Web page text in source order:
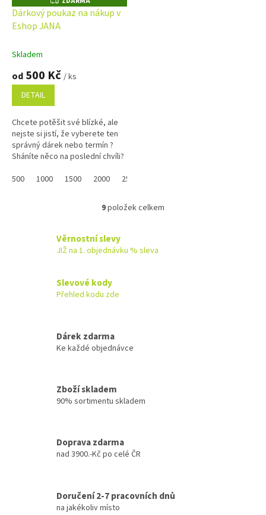
D
A
R
Dárkový poukaz na nákup v
Eshop JANA
Skladem
od 500 Kč / ks
DETAIL
Chcete potěšit své blízké, ale
nejste si jistí, že vyberete ten
správný dárek nebo termín ?
Sháníte něco na poslední chvíli?
online a po...
500 1000 1500 2000 2500
O
á
d
y
i
s
9položek celkem
Věrnostní slevy
JIŽ na 1. objednávku % sleva
Slevové kody
Přehled kodu zde
Dárek zdarma
Ke každé objednávce
Zboží skladem
90% sortimentu skladem
Doprava zdarma
nad 3900.-Kč po celé ČR
Doručení 2-7 pracovních dnů
na jakékoliv místo